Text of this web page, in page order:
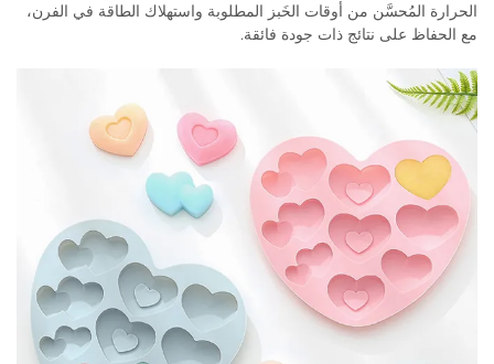
الحرارة المُحسَّن من أوقات الخَبز المطلوبة واستهلاك الطاقة في الفرن،
مع الحفاظ على نتائج ذات جودة فائقة.